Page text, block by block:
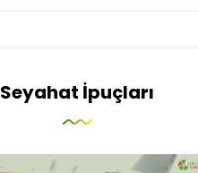
Seyahat İpuçları